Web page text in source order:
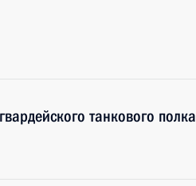
танкового полка